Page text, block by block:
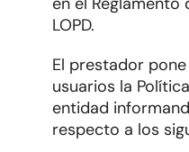
LOPD.
El prestador
usuarios la
entidad
respecto a los